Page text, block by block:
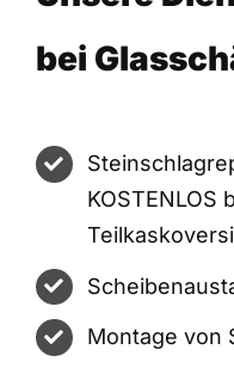
bei
KOSTENLOS
Montage von